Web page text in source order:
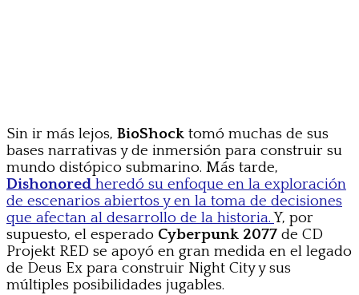
Sin ir más lejos, BioShock tomó muchas de sus
bases narrativas y de inmersión para construir su
mundo distópico submarino. Más tarde,
Dishonored heredó su enfoque en la exploración
de escenarios abiertos y en la toma de decisiones
que afectan al desarrollo de la historia.Y, por
supuesto, el esperado Cyberpunk 2077 de CD
Projekt RED se apoyó en gran medida en el legado
de Deus Ex para construir Night City y sus
múltiples posibilidades jugables.